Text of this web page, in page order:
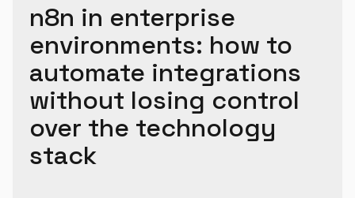
n8n in enterprise
environments: how to
automate integrations
without losing control
over the technology
stack